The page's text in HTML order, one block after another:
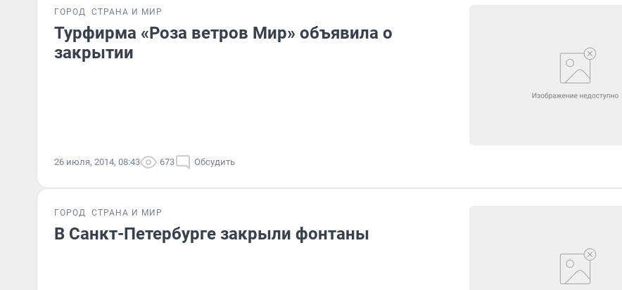
ГОРОД СТРАНА И МИР
Турфирма «Роза ветров Мир» объявила о
закрытии
26 июля, 2014, 08:43 673 Обсудить
ГОРОД СТРАНА И МИР
В Санкт-Петербурге закрыли фонтаны